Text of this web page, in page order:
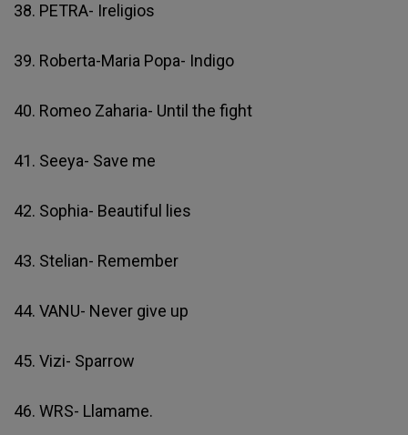
38. PETRA- Ireligios
39. Roberta-Maria Popa- Indigo
40. Romeo Zaharia- Until the fight
41. Seeya- Save me
42. Sophia- Beautiful lies
43. Stelian- Remember
44. VANU- Never give up
45. Vizi- Sparrow
46. WRS- Llamame.